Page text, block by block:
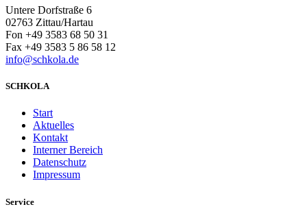
Untere Dorfstraße 6
02763 Zittau/Hartau
Fon +49 3583 68 50 31
Fax +49 3583 5 86 58 12
info@schkola.de
SCHKOLA
Start
Aktuelles
Kontakt
Interner Bereich
Datenschutz
Impressum
Service